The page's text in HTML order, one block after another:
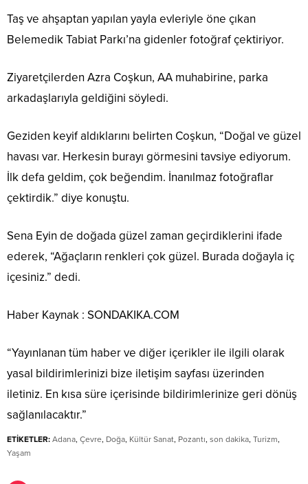
Taş ve ahşaptan yapılan yayla evleriyle öne çıkan
Belemedik Tabiat Parkı’na gidenler fotoğraf çektiriyor.
Ziyaretçilerden Azra Coşkun, AA muhabirine, parka
arkadaşlarıyla geldiğini söyledi.
Geziden keyif aldıklarını belirten Coşkun, “Doğal ve güzel
havası var. Herkesin burayı görmesini tavsiye ediyorum.
İlk defa geldim, çok beğendim. İnanılmaz fotoğraflar
çektirdik.” diye konuştu.
Sena Eyin de doğada güzel zaman geçirdiklerini ifade
ederek, “Ağaçların renkleri çok güzel. Burada doğayla iç
içesiniz.” dedi.
Haber Kaynak : SONDAKIKA.COM
“Yayınlanan tüm haber ve diğer içerikler ile ilgili olarak
yasal bildirimlerinizi bize iletişim sayfası üzerinden
iletiniz. En kısa süre içerisinde bildirimlerinize geri dönüş
sağlanılacaktır.”
ETİKETLER: Adana, Çevre, Doğa, Kültür Sanat, Pozantı, son dakika, Turizm,
Yaşam